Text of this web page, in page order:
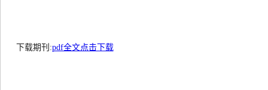
下载期刊:pdf全文点击下载